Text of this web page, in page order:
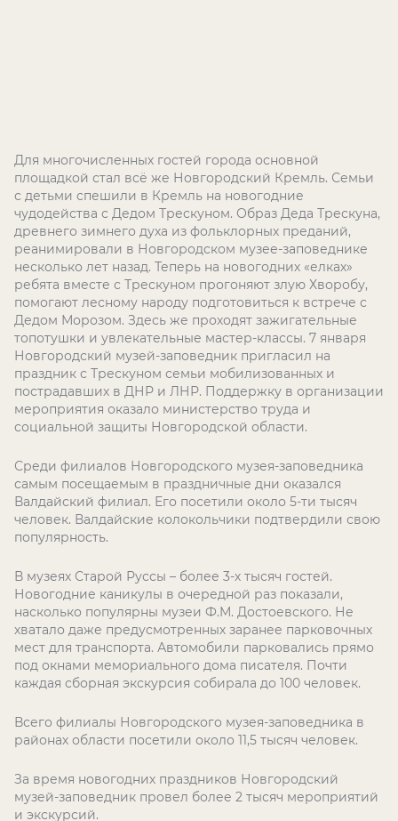
Для многочисленных гостей города основной
площадкой стал всё же Новгородский Кремль. Семьи
с детьми спешили в Кремль на новогодние
чудодейства с Дедом Трескуном. Образ Деда Трескуна,​
древнего зимнего духа из фольклорных преданий,
реанимировали в Новгородском музее-заповеднике
несколько лет назад. Теперь на новогодних «елках»
ребята вместе с Трескуном прогоняют злую Хворобу,
помогают лесному народу​ подготовиться к​ встрече с​
Дедом Морозом. Здесь же проходят зажигательные
топотушки и увлекательные мастер-классы. 7 января
Новгородский музей-заповедник​ пригласил на
праздник с Трескуном семьи мобилизованных и
пострадавших в ДНР и ЛНР. Поддержку в организации
мероприятия оказало министерство труда и
социальной защиты Новгородской области.
Среди филиалов Новгородского музея-заповедника
самым посещаемым в праздничные дни оказался
Валдайский филиал. Его посетили около 5-ти тысяч
человек. Валдайские колокольчики подтвердили свою
популярность.
В музеях Старой Руссы – более 3-х тысяч гостей.
Новогодние каникулы в очередной раз показали,
насколько популярны музеи Ф.М. Достоевского. Не
хватало даже предусмотренных заранее парковочных
мест для транспорта. Автомобили парковались прямо
под окнами мемориального дома писателя. Почти
каждая сборная экскурсия собирала до 100 человек.
Всего филиалы Новгородского музея-заповедника в
районах области посетили около 11,5 тысяч человек.
За время новогодних праздников Новгородский
музей-заповедник провел более 2 тысяч мероприятий
и экскурсий.